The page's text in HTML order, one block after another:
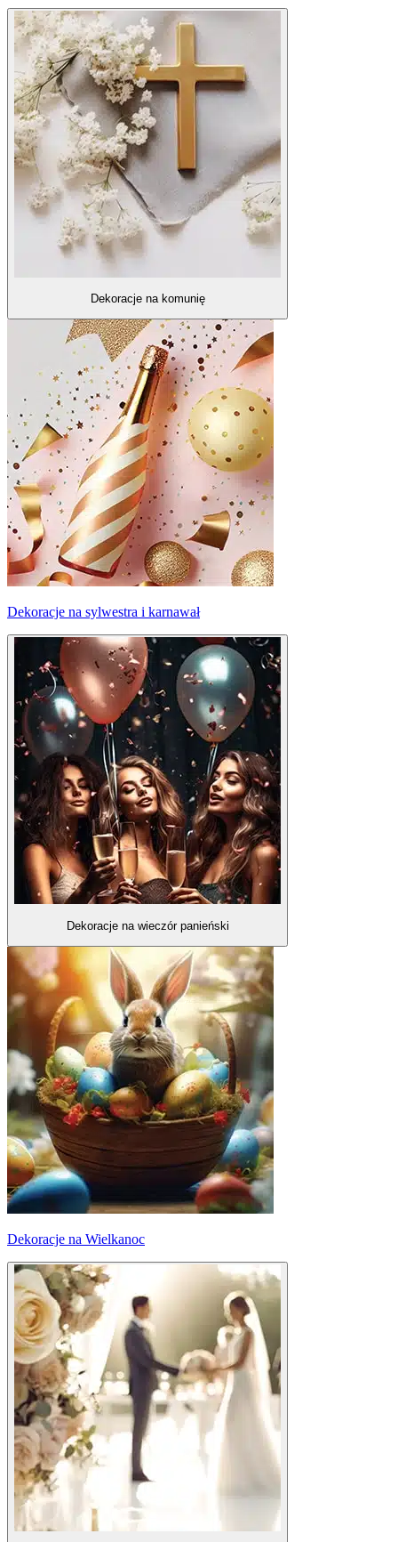
Dekoracje na komunię
Dekoracje na sylwestra i karnawał
Dekoracje na wieczór panieński
Dekoracje na Wielkanoc